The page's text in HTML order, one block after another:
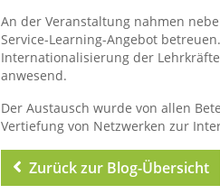
An der Veranstaltung nahmen
Service-Learning-Angebot
Internationalisierung der
anwesend.
Der Austausch wurde von allen
Vertiefung von Netzwerken zur
Zurück zur Blog-Übersicht